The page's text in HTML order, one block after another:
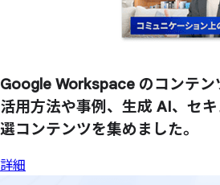
Google Workspace のコンテ
活用方法や事例、 生成 AI、 セ
選コンテンツを集めました。
詳細